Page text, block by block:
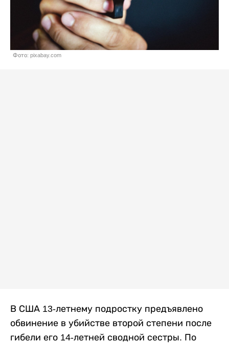
Фото: pixabay.com
В США 13-летнему подростку предъявлено
обвинение в убийстве второй степени после
гибели его 14-летней сводной сестры. По